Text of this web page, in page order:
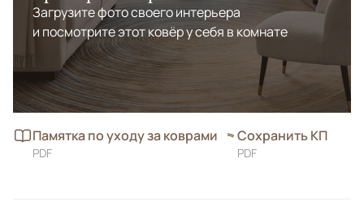
Загрузите фото своего интерьера
и посмотрите этот ковёр у себя в комнате
Памятка по уходу за коврами
PDF
Сохранить КП
PDF